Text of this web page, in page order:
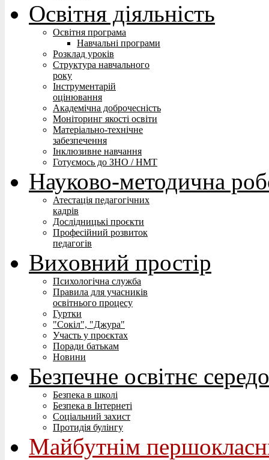
Освітня діяльність
Освітня програма
Навчальні програми
Розклад уроків
Структура навчального
року
Інструментарій
оцінювання
Академічна доброчесність
Моніторинг якості освіти
Матеріально-технічне
забезпечення
Інклюзивне навчання
Готуємось до ЗНО / НМТ
Науково-методична
Атестація педагогічних
кадрів
Дослідницькі проєкти
Професійний розвиток
педагогів
Виховний простір
Психологічна служба
Правила для учасників
освітнього процесу
Гуртки
"Сокіл", "Джура"
Участь у проєктах
Поради батькам
Новини
Безпечне освітнє
Безпека в школі
Безпека в Інтернеті
Соціальний захист
Протидія булінгу
Майбутнім